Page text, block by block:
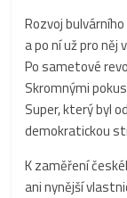
Rozvoj
a po ní už pro
Po sametové
Skromnými
Super, který byl
demokratickou
K zaměření
ani nynější